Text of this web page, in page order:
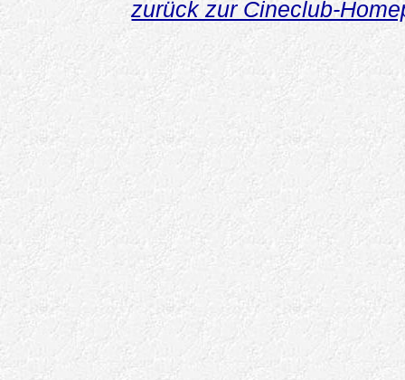
zurück zur Cineclub-